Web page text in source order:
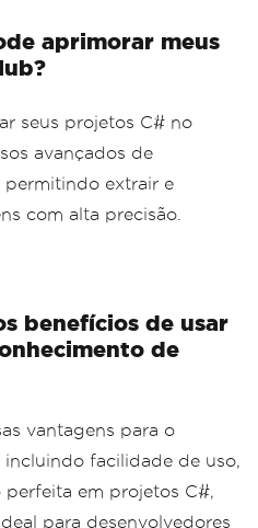
aprimorar meus
seus projetos C# no
avançados de
permitindo extrair e
com alta precisão.
benefícios de usar
de
vantagens para o
facilidade de uso,
em projetos C#,
para desenvolvedores